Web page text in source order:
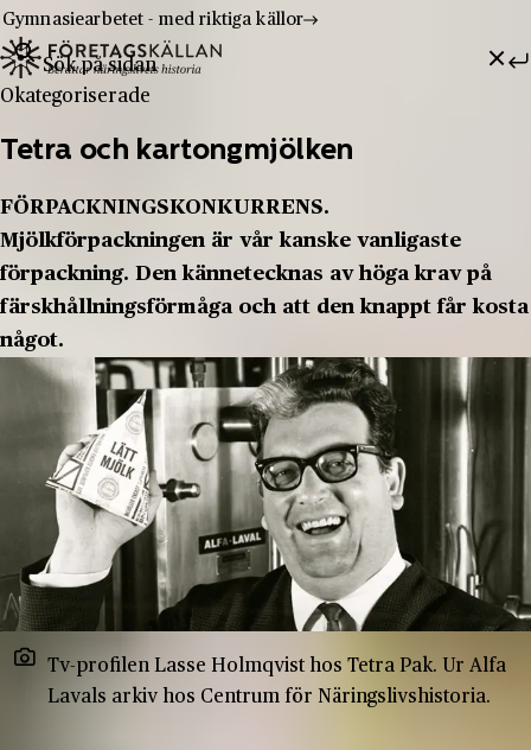
Hoppa till innehåll
Till innehåll
Gymnasiearbetet - med riktiga källor
Sök efter:
Okategoriserade
Tetra och kartongmjölken
FÖRPACKNINGSKONKURRENS.
Mjölkförpackningen är vår kanske vanligaste
förpackning. Den kännetecknas av höga krav på
färskhållningsförmåga och att den knappt får kosta
något.
Tv-profilen Lasse Holmqvist hos Tetra Pak. Ur Alfa
Lavals arkiv hos Centrum för Näringslivshistoria.